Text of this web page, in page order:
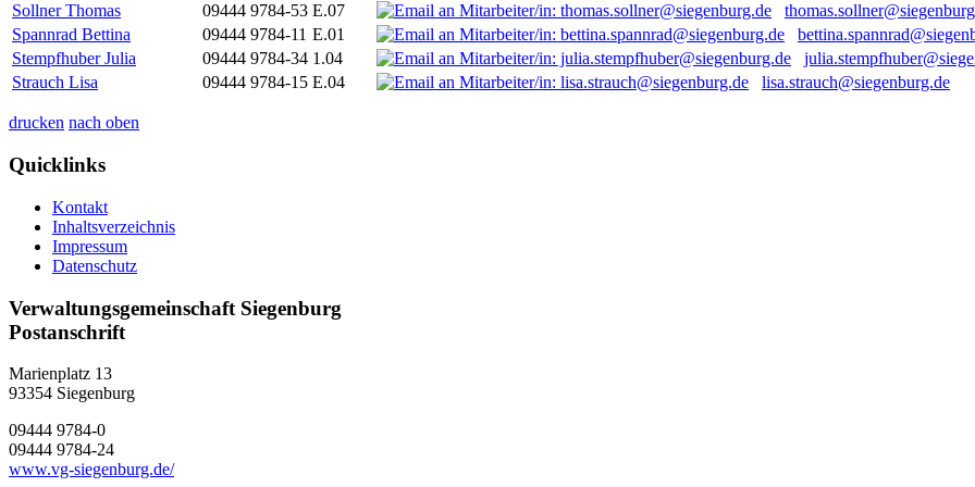
Sollner Thomas
09444 9784-53 E.07
Spannrad Bettina
09444 9784-11 E.01
Stempfhuber Julia
09444 9784-34 1.04
Strauch Lisa
09444 9784-15 E.04 lisa.strauch@siegenburg.de
drucken nach oben
Quicklinks
Kontakt
Inhaltsverzeichnis
Impressum
Datenschutz
Verwaltungsgemeinschaft Siegenburg
Postanschrift
Marienplatz 13
93354 Siegenburg
09444 9784-0
09444 9784-24
www.vg-siegenburg.de/